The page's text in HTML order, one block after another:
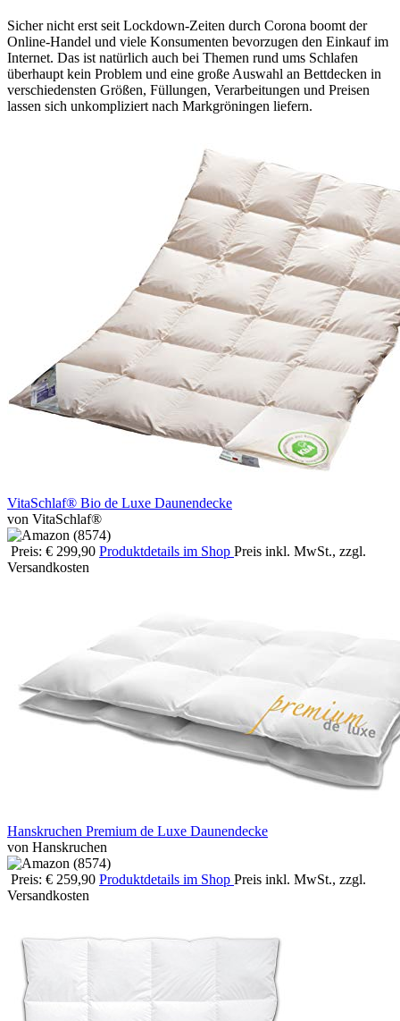
Sicher nicht erst seit Lockdown-Zeiten durch Corona boomt der
Online-Handel und viele Konsumenten bevorzugen den Einkauf im
Internet. Das ist natürlich auch bei Themen rund ums Schlafen
überhaupt kein Problem und eine große Auswahl an Bettdecken in
verschiedensten Größen, Füllungen, Verarbeitungen und Preisen
lassen sich unkompliziert nach Markgröningen liefern.
VitaSchlaf® Bio de Luxe Daunendecke
von VitaSchlaf®
Preis: € 299,90 Produktdetails im Shop Preis inkl. MwSt., zzgl.
Versandkosten
Hanskruchen Premium de Luxe Daunendecke
von Hanskruchen
Preis: € 259,90 Produktdetails im Shop Preis inkl. MwSt., zzgl.
Versandkosten